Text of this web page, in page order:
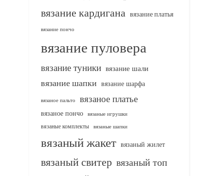
вязание кардигана вязание платья
вязание пончо
вязание пуловера
вязание туники вязание шали
вязание шапки вязание шарфа
вязаное пальто вязаное платье
вязаное пончо вязаные игрушки
вязаные комплекты
вязаные шапки
вязаный жакет вязаный жилет
вязаный свитер вязаный топ